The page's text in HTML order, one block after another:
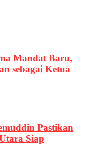
Mandat Baru,
sebagai Ketua
Pastikan
Siap